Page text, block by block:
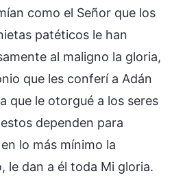
como el Señor que los
patéticos le han
al maligno la gloria,
que les conferí a Adán
que le otorgué a los seres
dependen para
lo más mínimo la
le dan a él toda Mi gloria.